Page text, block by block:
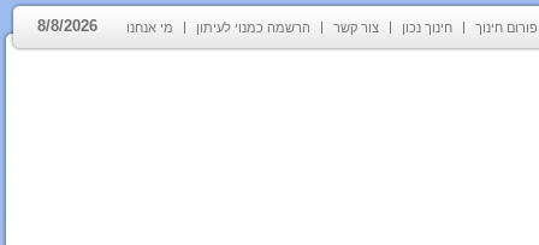
פורום חינוך חינוך נכון צור קשר הרשמה כמנוי לעיתון מי אנחנו 8/8/2026